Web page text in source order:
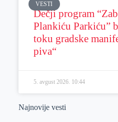
VESTI
Dečji program
Plankiću Parkiću”
toku gradske
piva“
5. avgust 2026. 10:44
Najnovije vesti